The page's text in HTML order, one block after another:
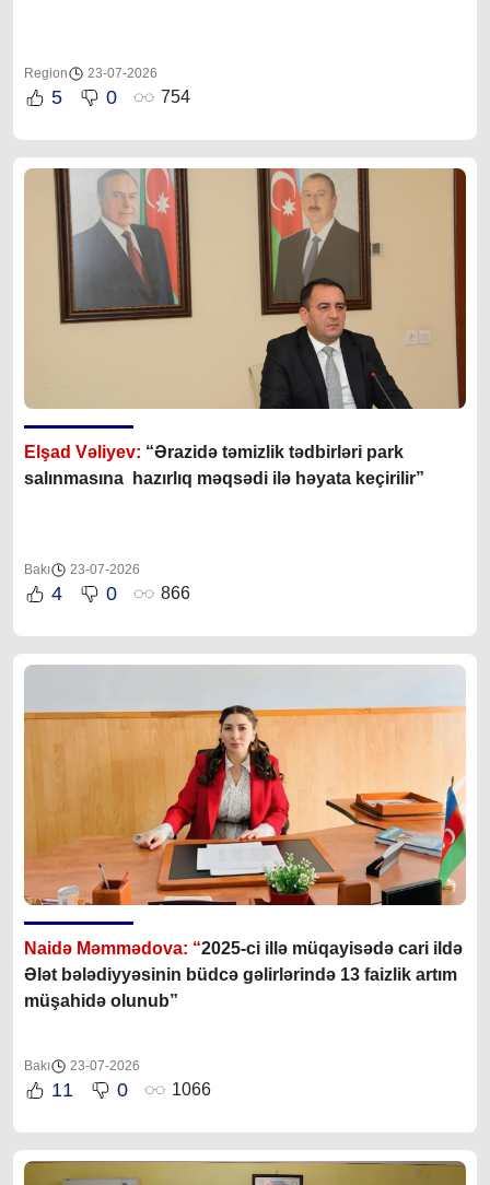
Region 23-07-2026
5 0 754
Elşad Vəliyev: “Ərazidə təmizlik tədbirləri park
salınmasına hazırlıq məqsədi ilə həyata keçirilir”
Bakı 23-07-2026
4 0 866
Naidə Məmmədova: “2025-ci illə müqayisədə cari ildə
Ələt bələdiyyəsinin büdcə gəlirlərində 13 faizlik artım
müşahidə olunub”
Bakı 23-07-2026
11 0 1066